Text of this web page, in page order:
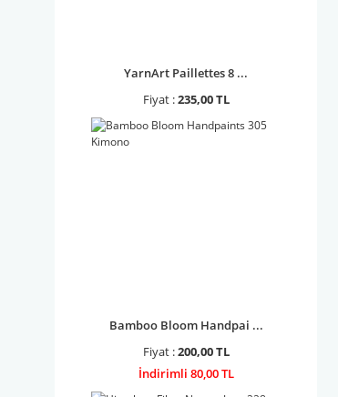
YarnArt Paillettes 8 ...
Fiyat :235,00 TL
Bamboo Bloom Handpai ...
Fiyat :200,00 TL
İndirimli 80,00 TL